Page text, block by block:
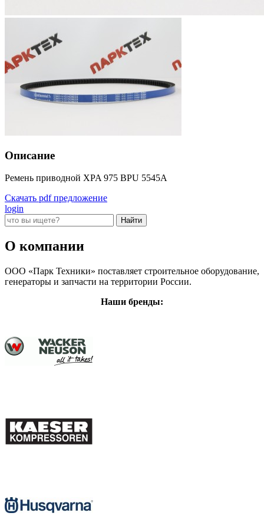
Описание
Ремень приводной XPA 975 BPU 5545A
Скачать pdf предложение
login
О компании
ООО «Парк Техники» поставляет строительное оборудование,
генераторы и запчасти на территории России.
Наши бренды: